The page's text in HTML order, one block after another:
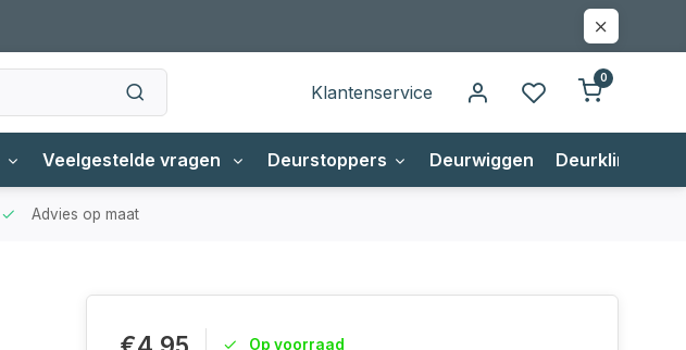
Klantenservice
0
Veelgestelde vragen Deurstoppers Deurwiggen Deurklinken
Advies op maat
Op voorraad